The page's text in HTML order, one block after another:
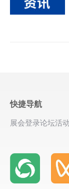
快捷导航
展会登录论坛活动